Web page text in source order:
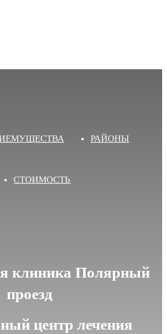
РАЙОНЫ
СТОИМОСТЬ
клиника Полярный
проезд
центр лечения